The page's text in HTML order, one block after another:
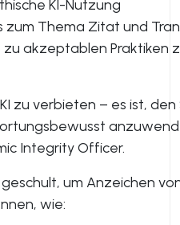
KI-Nutzung
zum Thema Zitat und
akzeptablen Praktiken
zu verbieten – es ist,
Integrity Officer.
um Anzeichen
wie: